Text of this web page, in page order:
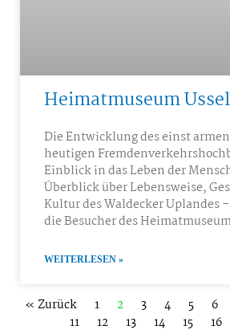
Heimatmuseum
Die Entwicklung des einst
heutigen
Einblick in das Leben der
Überblick über Lebensweise,
Kultur des Waldecker Uplandes
die Besucher des
WEITERLESEN »
« Zurück 1 2 3 4 5 6
11
12 13 14 15 16